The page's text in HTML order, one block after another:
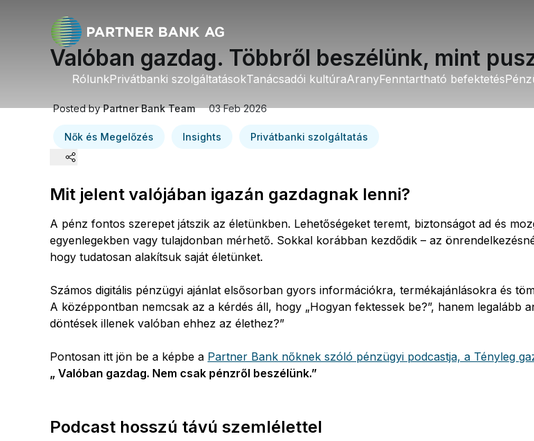
RólunkPrivátbanki szolgáltatásokTanácsadói kultúraAranyFenntartható befektetés
RólunkPrivátbanki szolgáltatásokTanácsadói kultúraAranyFenntartható befektetés
Valóban gazdag. Többről beszélünk, mint
Posted byPartner Bank Team 03 Feb 2026
Nők és Megelőzés Insights Privátbanki szolgáltatás
Linkedin
Twitter
Whatsapp
Telegram
Mit jelent valójában igazán gazdagnak lenni?
A pénz fontos szerepet játszik az életünkben. Lehetőségeket teremt, biztonságot ad és
egyenlegekben vagy tulajdonban mérhető. Sokkal korábban kezdődik – az
hogy tudatosan alakítsuk saját életünket.
Számos digitális pénzügyi ajánlat elsősorban gyors információkra, termékajánlásokra és
A középpontban nemcsak az a kérdés áll, hogy „Hogyan fektessek be?”, hanem legalább
döntések illenek valóban ehhez az élethez?”
Pontosan itt jön be a képbe a Partner Bank nőknek szóló pénzügyi podcastja, a Tényleg
„ Valóban gazdag. Nem csak pénzről beszélünk.”
Podcast hosszú távú szemlélettel